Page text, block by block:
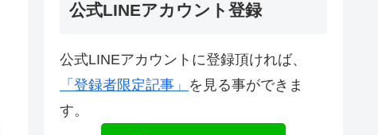
公式LINEアカウント登録
公式LINEアカウントに登録頂ければ、
「登録者限定記事」 を見る事ができま
す。